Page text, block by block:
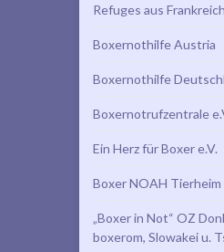
Refuges aus Frankreich
Boxernothilfe Austria
Boxernothilfe
Boxernotrufzentrale
Ein Herz für Boxer e.V.
Boxer NOAH Tierheim
„Boxer in Not“ OZ
boxerom, Slowakei u.